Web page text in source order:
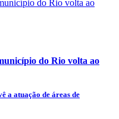
do Rio volta ao
a atuação de áreas de